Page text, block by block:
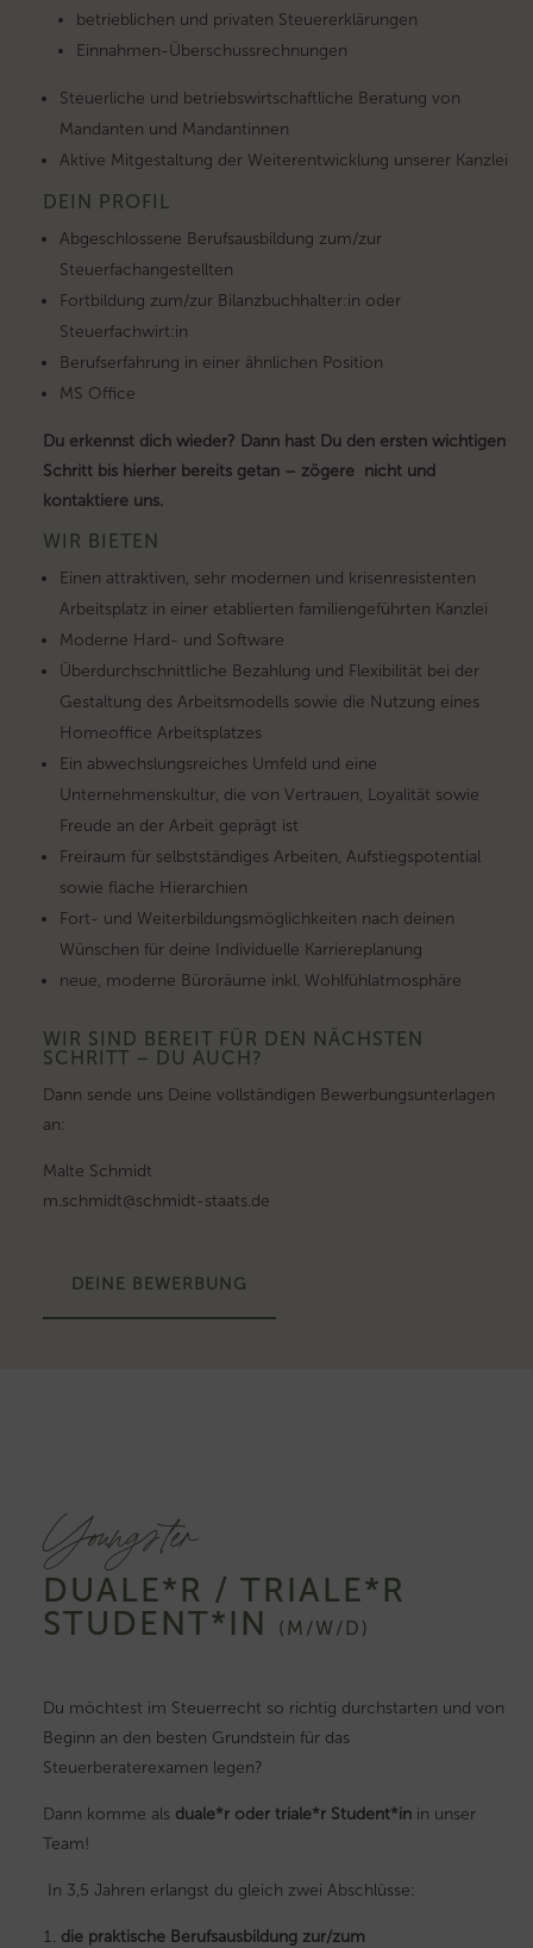
betrieblichen und privaten Steuererklärungen
Einnahmen-Überschussrechnungen
Steuerliche und betriebswirtschaftliche Beratung von
Mandanten und Mandantinnen
Aktive Mitgestaltung der Weiterentwicklung unserer Kanzlei
DEIN PROFIL
Abgeschlossene Berufsausbildung zum/zur
Steuerfachangestellten
Fortbildung zum/zur Bilanzbuchhalter:in oder
Steuerfachwirt:in
Berufserfahrung in einer ähnlichen Position
MS Office
Du erkennst dich wieder? Dann hast Du den ersten wichtigen
Schritt bis hierher bereits getan – zögere nicht und
kontaktiere uns.
WIR BIETEN
Einen attraktiven, sehr modernen und krisenresistenten
Arbeitsplatz in einer etablierten familiengeführten Kanzlei
Moderne Hard- und Software
Überdurchschnittliche Bezahlung und Flexibilität bei der
Gestaltung des Arbeitsmodells sowie die Nutzung eines
Homeoffice Arbeitsplatzes
Ein abwechslungsreiches Umfeld und eine
Unternehmenskultur, die von Vertrauen, Loyalität sowie
Freude an der Arbeit geprägt ist
Freiraum für selbstständiges Arbeiten, Aufstiegspotential
sowie flache Hierarchien
Fort- und Weiterbildungsmöglichkeiten nach deinen
Wünschen für deine Individuelle Karriereplanung
neue, moderne Büroräume inkl. Wohlfühlatmosphäre
WIR SIND BEREIT FÜR DEN NÄCHSTEN
SCHRITT – DU AUCH?
Dann sende uns Deine vollständigen Bewerbungsunterlagen
an:
Malte Schmidt
m.schmidt@schmidt-staats.de
DEINE BEWERBUNG
Youngster
DUALE*R / TRIALE*R
STUDENT*IN
(M/W/D)
Du möchtest im Steuerrecht so richtig durchstarten und von
Beginn an den besten Grundstein für das
Steuerberaterexamen legen?
Dann komme als duale*r oder triale*r Student*in in unser
Team!
In 3,5 Jahren erlangst du gleich zwei Abschlüsse:
die praktische Berufsausbildung zur/zum